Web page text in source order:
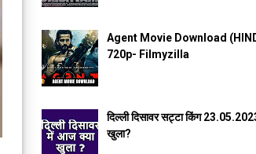
Agent Movie Download
720p- Filmyzilla
दिल्ली दिसावर सट्टा किंग
खुला?